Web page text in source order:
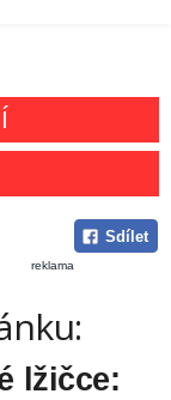
Sdílet
reklama
lžičce: